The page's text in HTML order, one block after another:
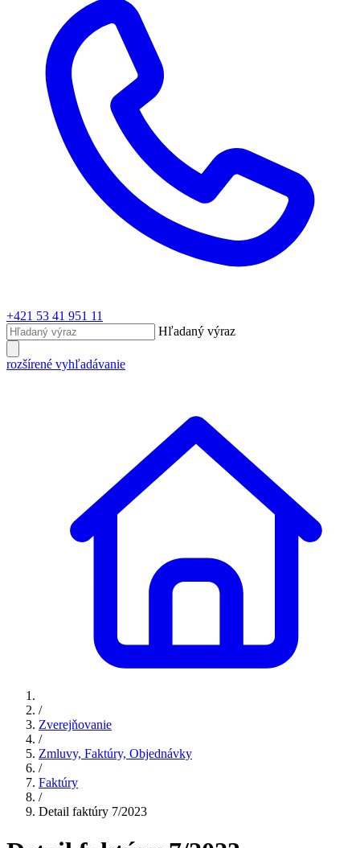
+421 53 41 951 11
Hľadaný výraz
rozšírené vyhľadávanie
/
Zverejňovanie
/
Zmluvy, Faktúry, Objednávky
/
Faktúry
/
Detail faktúry 7/2023